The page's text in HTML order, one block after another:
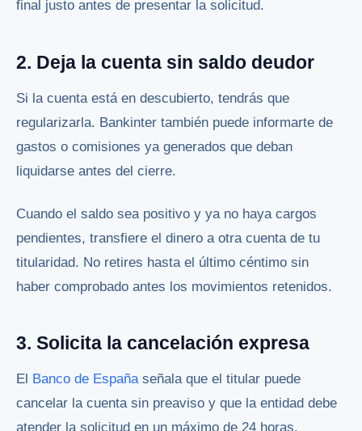
final justo antes de presentar la solicitud.
2. Deja la cuenta sin saldo deudor
Si la cuenta está en descubierto, tendrás que
regularizarla. Bankinter también puede informarte de
gastos o comisiones ya generados que deban
liquidarse antes del cierre.
Cuando el saldo sea positivo y ya no haya cargos
pendientes, transfiere el dinero a otra cuenta de tu
titularidad. No retires hasta el último céntimo sin
haber comprobado antes los movimientos retenidos.
3. Solicita la cancelación expresa
El Banco de Españaseñala que el titular puede
cancelar la cuenta sin preaviso y que la entidad debe
atender la solicitud en un máximo de 24 horas,